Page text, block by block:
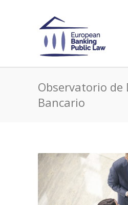
Observatorio de
Bancario